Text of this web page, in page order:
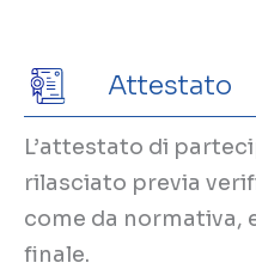
Attestato
L’attestato di
rilasciato previa
come da normativa,
finale.